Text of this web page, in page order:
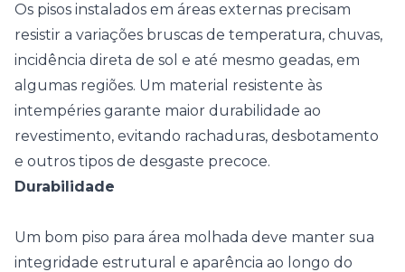
Os pisos instalados em áreas externas precisam
resistir a variações bruscas de temperatura, chuvas,
incidência direta de sol e até mesmo geadas, em
algumas regiões. Um material resistente às
intempéries garante maior durabilidade ao
revestimento, evitando rachaduras, desbotamento
e outros tipos de desgaste precoce.
Durabilidade
Um bom piso para área molhada deve manter sua
integridade estrutural e aparência ao longo do